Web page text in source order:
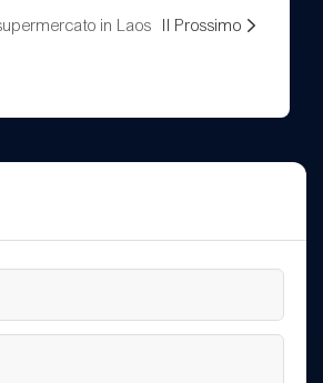
in Laos Il Prossimo